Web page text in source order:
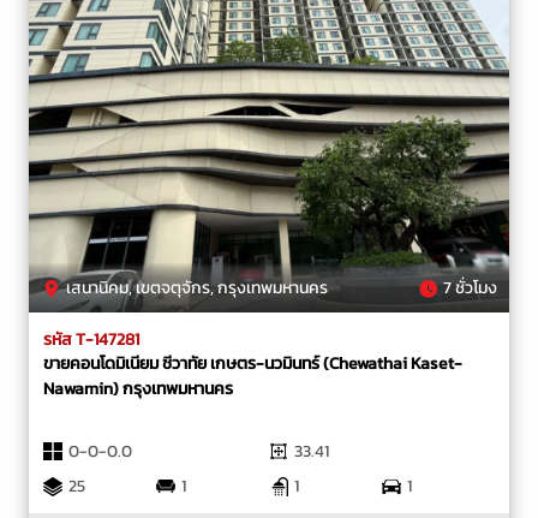
เสนานิคม, เขตจตุจักร, กรุงเทพมหานคร 7 ชั่วโมง
รหัส T-147281
ขายคอนโดมิเนียม ชีวาทัย เกษตร-นวมินทร์ (Chewathai Kaset-
Nawamin) กรุงเทพมหานคร
0-0-0.0
33.41
25
1 1
1